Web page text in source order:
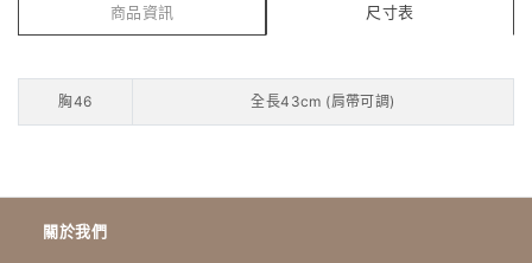
商品資訊 尺寸表
胸46 全長43cm (肩帶可調)
關於我們